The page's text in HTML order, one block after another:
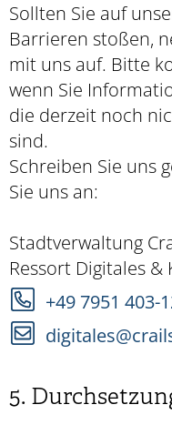
Sollten Sie auf
Barrieren stoßen,
mit uns auf. Bitte
wenn Sie
die derzeit noch
sind.
Schreiben Sie uns
Sie uns an:
Stadtverwaltung
Ressort Digitales
+49 7951 403-
5.